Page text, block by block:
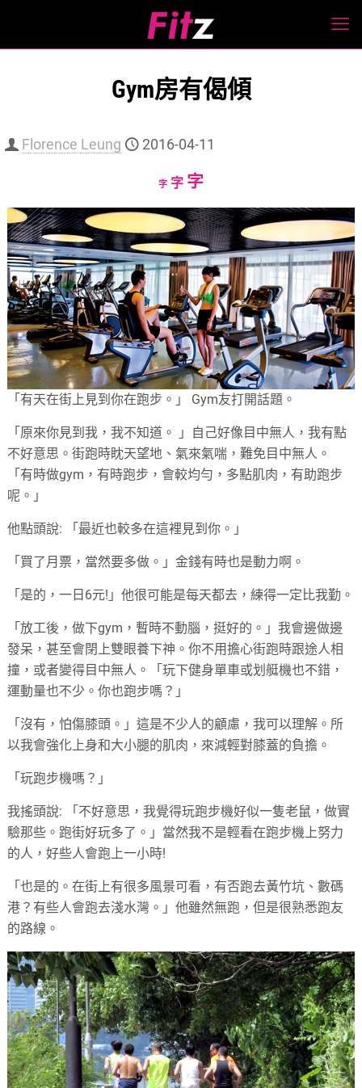
Gym房有偈傾
Florence Leung 2016-04-11
字Decrease
size.
字Reset
size.
字Increase
size.
「有天在街上見到你在跑步。」 Gym友打開話題。
「原來你見到我，我不知道。 」自己好像目中無人，我有點
不好意思。街跑時眈天望地、氣來氣喘，難免目中無人。
「有時做gym，有時跑步，會較均勻，多點肌肉，有助跑步
呢。」
他點頭說: 「最近也較多在這裡見到你。」
「買了月票，當然要多做。」金錢有時也是動力啊。
「是的，一日6元!」他很可能是每天都去，練得一定比我勤。
「放工後，做下gym，暫時不動腦，挺好的。」我會邊做邊
發呆，甚至會閉上雙眼養下神。你不用擔心街跑時跟途人相
撞，或者變得目中無人。「玩下健身單車或划艇機也不錯，
運動量也不少。你也跑步嗎？」
「沒有，怕傷膝頭。」這是不少人的顧慮，我可以理解。所
以我會強化上身和大小腿的肌肉，來減輕對膝蓋的負擔。
「玩跑步機嗎？」
我搖頭說: 「不好意思，我覺得玩跑步機好似一隻老鼠，做實
驗那些。跑街好玩多了。」當然我不是輕看在跑步機上努力
的人，好些人會跑上一小時!
「也是的。在街上有很多風景可看，有否跑去黃竹坑、數碼
港？有些人會跑去淺水灣。」他雖然無跑，但是很熟悉跑友
的路線。